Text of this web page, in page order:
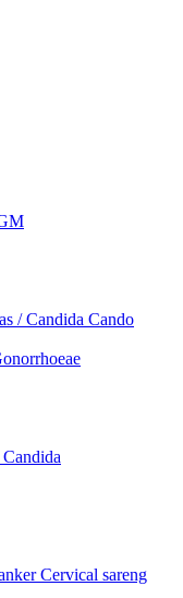
/ Candida Cando
Cervical sareng